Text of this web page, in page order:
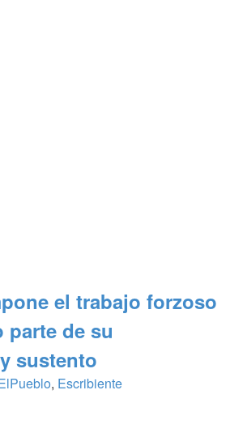
el trabajo forzoso
parte de su
sustento
, Escribiente